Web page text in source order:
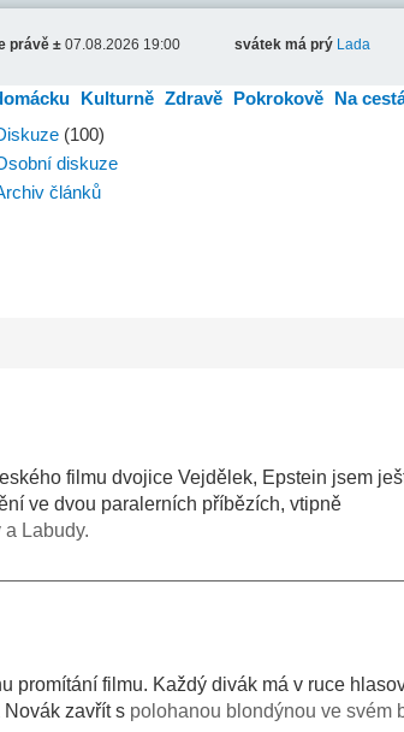
právě ± 07.08.2026 19:00 svátek má prý Lada
Kulturně Zdravě Pokrokově Na
(100)
diskuze
článků
filmu dvojice Vejdělek, Epstein jsem
ve dvou paralerních příbězích, vtipně
Labudy.
promítání filmu. Každý divák má v ruce
zavřít s polohanou blondýnou ve svém